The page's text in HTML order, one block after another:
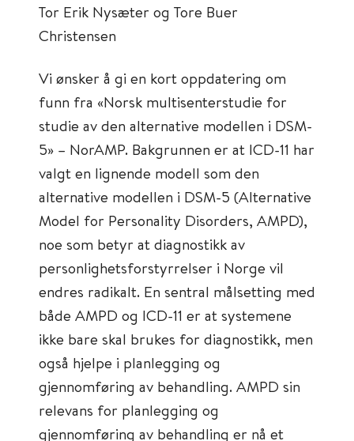
Tor Erik Nysæter og Tore Buer
Christensen
Vi ønsker å gi en kort oppdatering om
funn fra «Norsk multisenterstudie for
studie av den alternative modellen i DSM-
5» – NorAMP. Bakgrunnen er at ICD-11 har
valgt en lignende modell som den
alternative modellen i DSM-5 (Alternative
Model for Personality Disorders, AMPD),
noe som betyr at diagnostikk av
personlighetsforstyrrelser i Norge vil
endres radikalt. En sentral målsetting med
både AMPD og ICD-11 er at systemene
ikke bare skal brukes for diagnostikk, men
også hjelpe i planlegging og
gjennomføring av behandling. AMPD sin
relevans for planlegging og
gjennomføring av behandling er nå et